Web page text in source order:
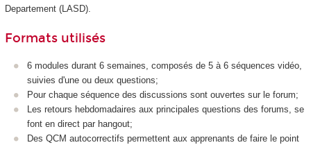
Departement (LASD).
Formats utilisés
6 modules durant 6 semaines, composés de 5 à 6 séquences vidéo,
suivies d'une ou deux questions;
Pour chaque séquence des discussions sont ouvertes sur le forum;
Les retours hebdomadaires aux principales questions des forums, se
font en direct par hangout;
Des QCM autocorrectifs permettent aux apprenants de faire le point